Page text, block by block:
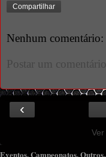
Compartilhar
Nenhum comentário:
Postar um comentário
‹
Eventos, Campeonatos,